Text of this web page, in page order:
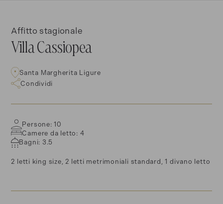
Affitto stagionale
Villa Cassiopea
Santa Margherita Ligure
Condividi
Persone: 10
Camere da letto: 4
Bagni: 3.5
2 letti king size, 2 letti metrimoniali standard, 1 divano letto